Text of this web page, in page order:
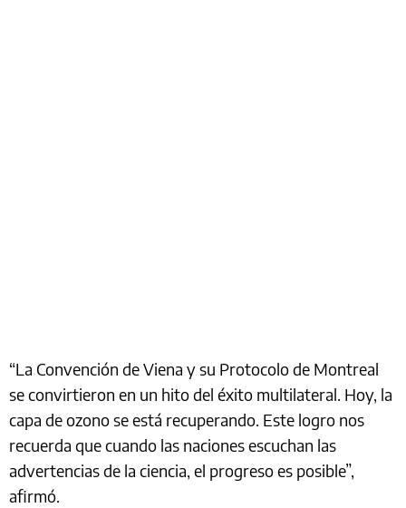
“La Convención de Viena y su Protocolo de Montreal
se convirtieron en un hito del éxito multilateral. Hoy, la
capa de ozono se está recuperando. Este logro nos
recuerda que cuando las naciones escuchan las
advertencias de la ciencia, el progreso es posible”,
afirmó.